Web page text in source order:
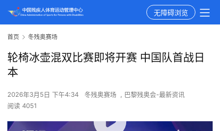
无障碍浏览
首页 冬残奥赛场
轮椅冰壶混双比赛即将开赛 中国队首战日
本
2026年3月5日 下午4:34 冬残奥赛场 , 巴黎残奥会-最新资讯
阅读 4051